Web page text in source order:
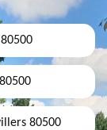
80500